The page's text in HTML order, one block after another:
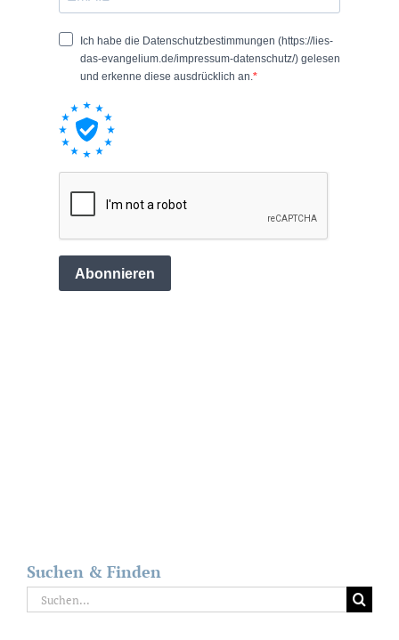
Suchen & Finden
Suche
nach: